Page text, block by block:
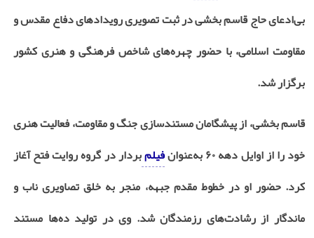
بی‌ادعای حاج قاسم بخشی در ثبت تصویری رویدادهای دفاع مقدس و
مقاومت اسلامی، با حضور چهره‌های شاخص فرهنگی و هنری کشور
برگزار شد.
قاسم بخشی، از پیشگامان مستندسازی جنگ و مقاومت، فعالیت هنری
خود را از اوایل دهه۶۰به‌عنوانفیلم‌بردار در گروه روایت فتح آغاز
کرد. حضور او در خطوط مقدم جبهه، منجر به خلق تصاویری ناب و
ماندگار از رشادت‌های رزمندگان شد. وی در تولید ده‌ها مستند